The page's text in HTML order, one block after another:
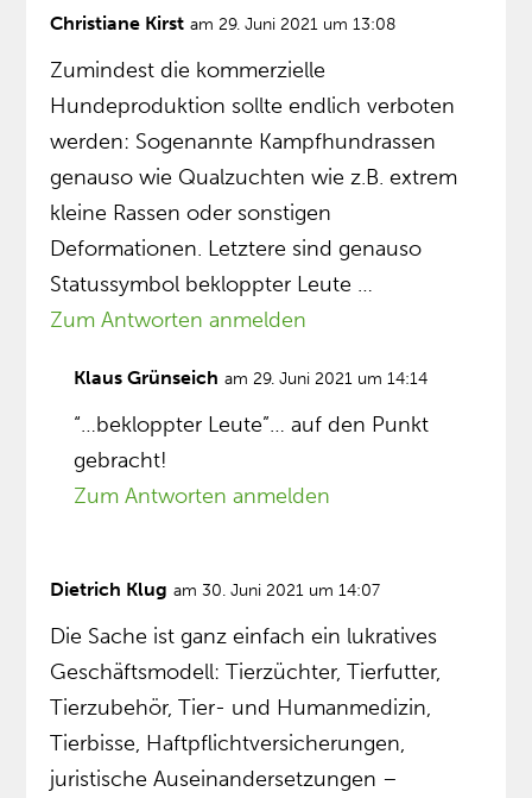
Christiane Kirst am 29. Juni 2021 um 13:08
Zumindest die kommerzielle
Hundeproduktion sollte endlich verboten
werden: Sogenannte Kampfhundrassen
genauso wie Qualzuchten wie z.B. extrem
kleine Rassen oder sonstigen
Deformationen. Letztere sind genauso
Statussymbol bekloppter Leute …
Zum Antworten anmelden
Klaus Grünseich am 29. Juni 2021 um 14:14
“…bekloppter Leute”… auf den Punkt
gebracht!
Zum Antworten anmelden
Dietrich Klug am 30. Juni 2021 um 14:07
Die Sache ist ganz einfach ein lukratives
Geschäftsmodell: Tierzüchter, Tierfutter,
Tierzubehör, Tier- und Humanmedizin,
Tierbisse, Haftpflichtversicherungen,
juristische Auseinandersetzungen –